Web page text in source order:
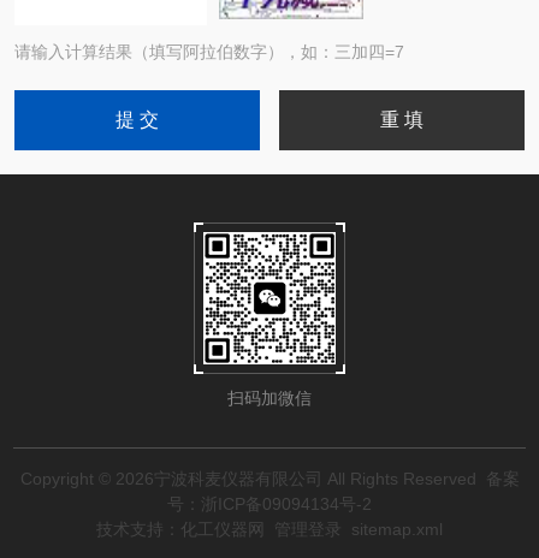
请输入计算结果（填写阿拉伯数字），如：三加四=7
扫码加微信
Copyright © 2026宁波科麦仪器有限公司 All Rights Reserved
备案
号：浙ICP备09094134号-2
技术支持： 化工仪器网 管理登录 sitemap.xml